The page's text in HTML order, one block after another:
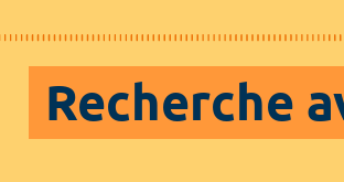
Recherche